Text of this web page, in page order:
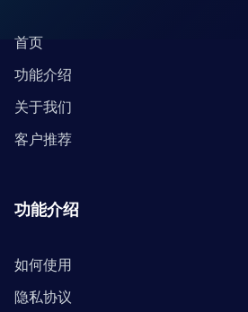
首页
功能介绍
关于我们
客户推荐
功能介绍
如何使用
隐私协议